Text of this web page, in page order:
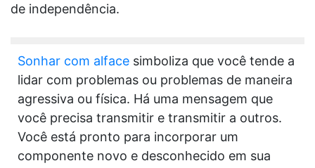
de independência.
Sonhar com alface simboliza que você tende a
lidar com problemas ou problemas de maneira
agressiva ou física. Há uma mensagem que
você precisa transmitir e transmitir a outros.
Você está pronto para incorporar um
componente novo e desconhecido em sua